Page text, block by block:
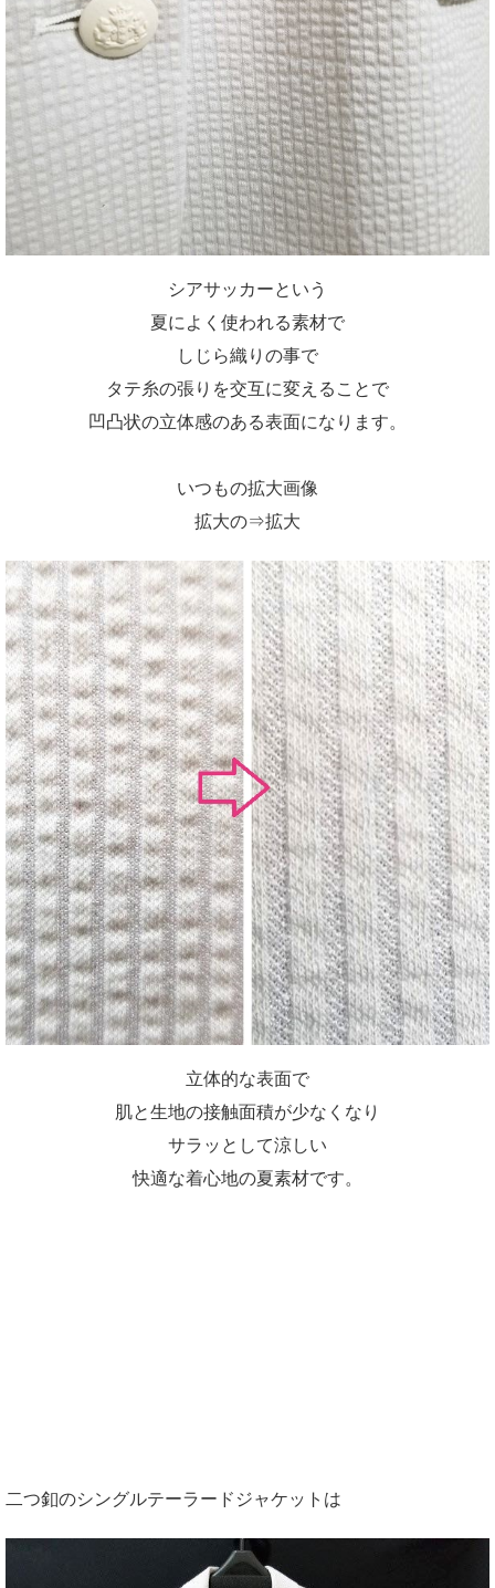
シアサッカーという
夏によく使われる素材で
しじら織りの事で
タテ糸の張りを交互に変えることで
凹凸状の立体感のある表面になります。
いつもの拡大画像
拡大の⇒拡大
立体的な表面で
肌と生地の接触面積が少なくなり
サラッとして涼しい
快適な着心地の夏素材です。
二つ釦のシングルテーラードジャケットは